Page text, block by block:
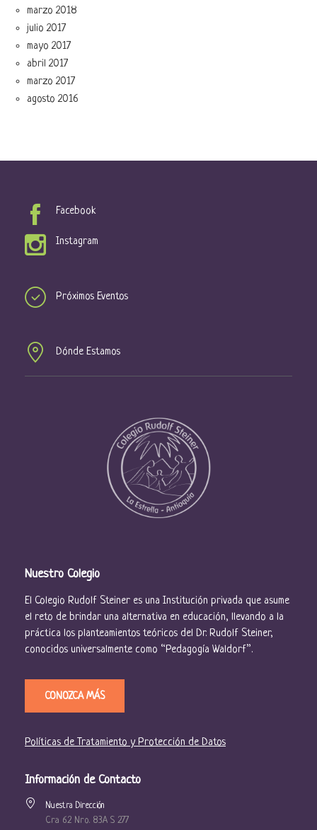
marzo 2018
julio 2017
mayo 2017
abril 2017
marzo 2017
agosto 2016
Facebook
Instagram
Próximos Eventos
Dónde Estamos
Nuestro Colegio
El Colegio Rudolf Steiner es una Institución privada que asume
el reto de brindar una alternativa en educación, llevando a la
práctica los planteamientos teóricos del Dr. Rudolf Steiner,
conocidos universalmente como “Pedagogía Waldorf”.
CONOZCA MÁS
Políticas de Tratamiento y Protección de Datos
Información de Contacto
Nuestra Dirección
Cra 62 Nro. 83A S 277